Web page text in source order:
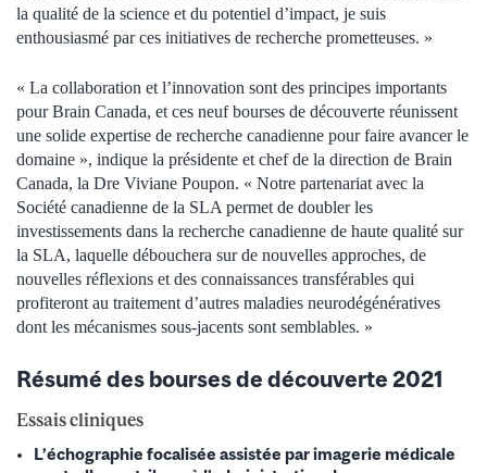
la qualité de la science et du potentiel d’impact, je suis
enthousiasmé par ces initiatives de recherche prometteuses. »
« La collaboration et l’innovation sont des principes importants
pour Brain Canada, et ces neuf bourses de découverte réunissent
une solide expertise de recherche canadienne pour faire avancer le
domaine », indique la présidente et chef de la direction de Brain
Canada, la Dre Viviane Poupon. « Notre partenariat avec la
Société canadienne de la SLA permet de doubler les
investissements dans la recherche canadienne de haute qualité sur
la SLA, laquelle débouchera sur de nouvelles approches, de
nouvelles réflexions et des connaissances transférables qui
profiteront au traitement d’autres maladies neurodégénératives
dont les mécanismes sous-jacents sont semblables. »
Résumé des bourses de découverte 2021
Essais cliniques
L’échographie focalisée assistée par imagerie médicale